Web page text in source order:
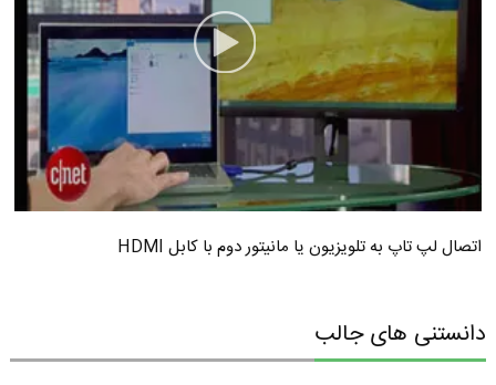
اتصال لپ تاپ به تلویزیون یا مانیتور دوم با کابل HDMI
دانستنی های جالب